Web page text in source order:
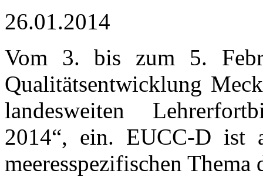
26.01.2014
Vom 3. bis zum 5.
Qualitätsentwicklung
landesweiten
2014“, ein. EUCC-D ist
meeresspezifischen Thema